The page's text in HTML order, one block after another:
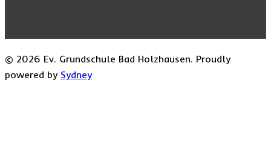
© 2026 Ev. Grundschule Bad Holzhausen. Proudly
powered by Sydney